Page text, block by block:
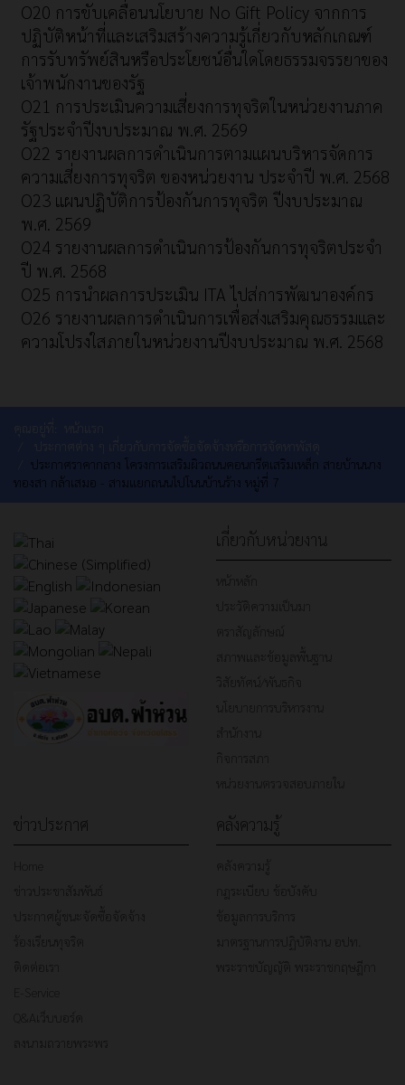
O20 การขับเคลื่อนนโยบาย No Gift Policy จากการ
ปฏิบัติหน้าที่และเสริมสร้างความรู้เกี่ยวกับหลักเกณฑ์
การรับทรัพย์สินหรือประโยชน์อื่นใดโดยธรรมจรรยาของ
เจ้าพนักงานของรัฐ
O21 การประเมินความเสี่ยงการทุจริตในหน่วยงานภาค
รัฐประจำปีงบประมาณ พ.ศ. 2569
O22 รายงานผลการดำเนินการตามแผนบริหารจัดการ
ความเสี่ยงการทุจริต ของหน่วยงาน ประจำปี พ.ศ. 2568
O23 แผนปฏิบัติการป้องกันการทุจริต ปีงบประมาณ
พ.ศ. 2569
O24 รายงานผลการดำเนินการป้องกันการทุจริตประจำ
ปี พ.ศ. 2568
O25 การนำผลการประเมิน ITA ไปส่การพัฒนาองค์กร
O26 รายงานผลการดำเนินการเพื่อส่งเสริมคุณธรรมและ
ความโปรงใสภายในหน่วยงานปีงบประมาณ พ.ศ. 2568
ประกาศราคากลาง โครงการเสริมผิวถนนคอนกรีตเสริมเหล็ก สายบ้านนาง
ทองสา กล้าเสมอ - สามแยกถนนไปโนนบ้านร้าง หมู่ที่ 7
เกี่ยวกับหน่วยงาน
ข่าวประกาศ คลังความรู้